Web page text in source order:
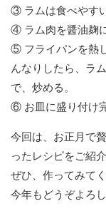
③ ラムは食べやす
④ ラム肉を醤油麹
⑤ フライパンを熱
んなりしたら、ラ
で、炒める。
⑥ お皿に盛り付け
今回は、お正月で
ったレシピをご紹
ぜひ、作ってみて
今年もどうぞよろ